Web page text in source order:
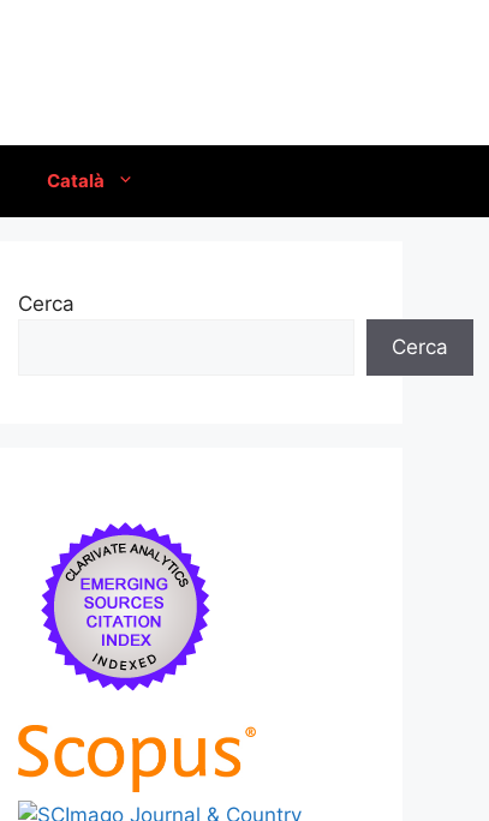
Català
Cerca
Cerca